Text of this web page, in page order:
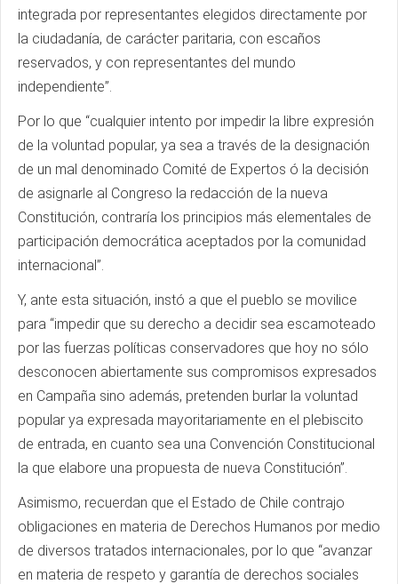
integrada por representantes elegidos directamente por
la ciudadanía, de carácter paritaria, con escaños
reservados, y con representantes del mundo
independiente”.
Por lo que “cualquier intento por impedir la libre expresión
de la voluntad popular, ya sea a través de la designación
de un mal denominado Comité de Expertos ó la decisión
de asignarle al Congreso la redacción de la nueva
Constitución, contraría los principios más elementales de
participación democrática aceptados por la comunidad
internacional”.
Y, ante esta situación, instó a que el pueblo se movilice
para “impedir que su derecho a decidir sea escamoteado
por las fuerzas políticas conservadores que hoy no sólo
desconocen abiertamente sus compromisos expresados
en Campaña sino además, pretenden burlar la voluntad
popular ya expresada mayoritariamente en el plebiscito
de entrada, en cuanto sea una Convención Constitucional
la que elabore una propuesta de nueva Constitución”.
Asimismo, recuerdan que el Estado de Chile contrajo
obligaciones en materia de Derechos Humanos por medio
de diversos tratados internacionales, por lo que “avanzar
en materia de respeto y garantía de derechos sociales